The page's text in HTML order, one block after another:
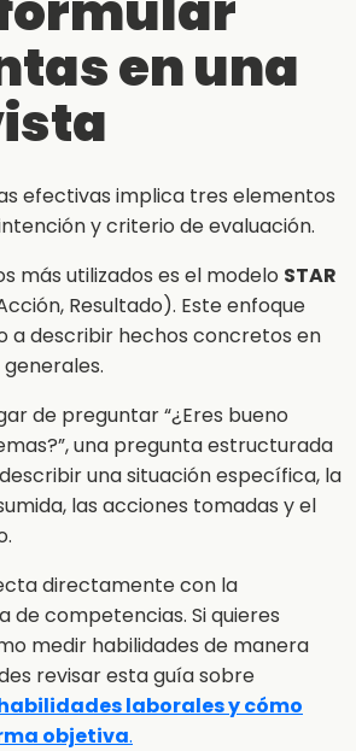
en una
efectivas implica tres elementos
y criterio de evaluación.
más utilizados es el modelo STAR
Resultado). Este enfoque
a describir hechos concretos en
de preguntar “¿Eres bueno
una pregunta estructurada
una situación específica, la
las acciones tomadas y el
directamente con la
de competencias. Si quieres
medir habilidades de manera
revisar esta guía sobre
laborales y cómo
objetiva.